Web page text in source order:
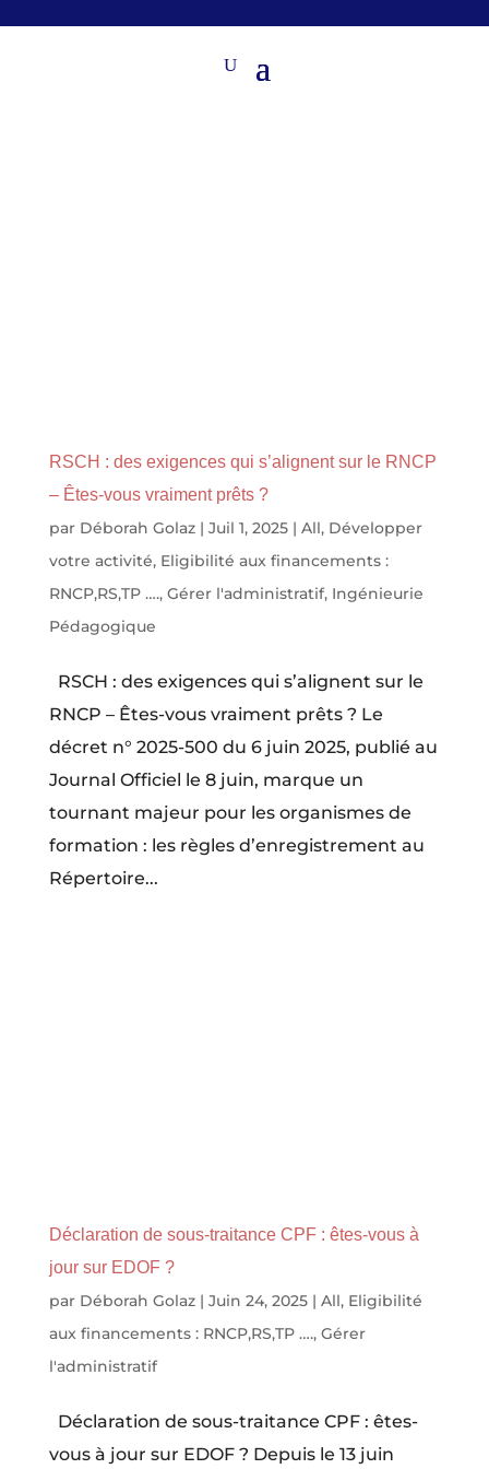
RSCH : des exigences qui s’alignent sur le RNCP
– Êtes-vous vraiment prêts ?
par Déborah Golaz| Juil 1, 2025| All, Développer
votre activité, Eligibilité aux financements :
RNCP,RS,TP …., Gérer l'administratif, Ingénieurie
Pédagogique
RSCH : des exigences qui s’alignent sur le
RNCP – Êtes-vous vraiment prêts ? Le
décret n° 2025-500 du 6 juin 2025, publié au
Journal Officiel le 8 juin, marque un
tournant majeur pour les organismes de
formation : les règles d’enregistrement au
Répertoire...
Déclaration de sous-traitance CPF : êtes-vous à
jour sur EDOF ?
par Déborah Golaz| Juin 24, 2025| All, Eligibilité
aux financements : RNCP,RS,TP …., Gérer
l'administratif
Déclaration de sous-traitance CPF : êtes-
vous à jour sur EDOF ? Depuis le 13 juin